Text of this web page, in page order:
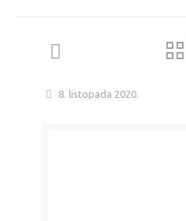
8. listopada 2020.